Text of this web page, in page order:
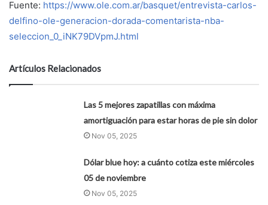
Fuente: https://www.ole.com.ar/basquet/entrevista-carlos-
delfino-ole-generacion-dorada-comentarista-nba-
seleccion_0_iNK79DVpmJ.html
Artículos Relacionados
Las 5 mejores zapatillas con máxima
amortiguación para estar horas de pie sin dolor
Nov 05, 2025
Dólar blue hoy: a cuánto cotiza este miércoles
05 de noviembre
Nov 05, 2025